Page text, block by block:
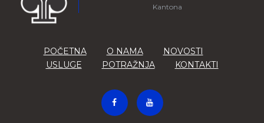
Kantona
POČETNA O NAMA
NOVOSTI
USLUGE
POTRAŽNJA KONTAKTI